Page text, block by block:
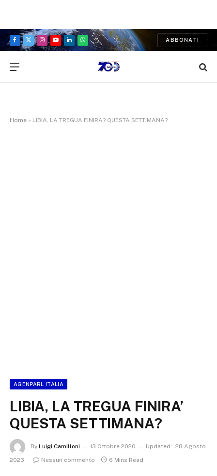
Facebook
X
Instagram
YouTubeLinkedInWhatsApp
ABBONATI
Home » LIBIA, LA TREGUA FINIRA? QUESTA SETTIMANA?
AGENPARL ITALIA
LIBIA, LA TREGUA FINIRA’
QUESTA SETTIMANA?
By Luigi Camilloni 13 Ottobre 2020 Updated: 28 Agosto
2023
Nessun commento 6 Mins Read